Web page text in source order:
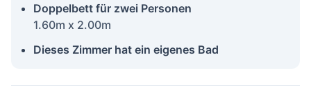
Doppelbett für zwei Personen
1.60m x 2.00m
Dieses Zimmer hat ein eigenes Bad